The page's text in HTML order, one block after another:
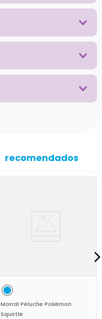
recomendados
Morral Peluche Pokémon
Squirtle